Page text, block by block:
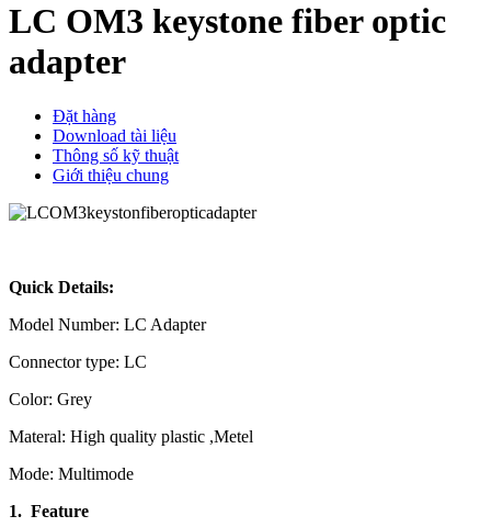
LC OM3 keystone fiber optic
adapter
Đặt hàng
Download tài liệu
Thông số kỹ thuật
Giới thiệu chung
Quick Details:
Model Number: LC Adapter
Connector type: LC
Color: Grey
Materal: High quality plastic ,Metel
Mode: Multimode
1. Feature